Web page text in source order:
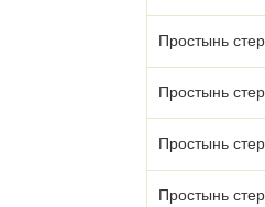
Простынь
Простынь
Простынь
Простынь